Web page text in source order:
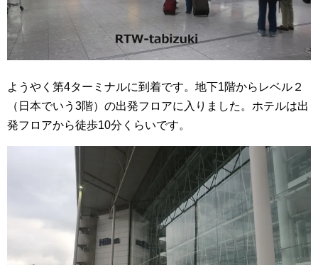
ようやく第4ターミナルに到着です。地下1階からレベル２
（日本でいう3階）の出発フロアに入りました。ホテルは出
発フロアから徒歩10分くらいです。